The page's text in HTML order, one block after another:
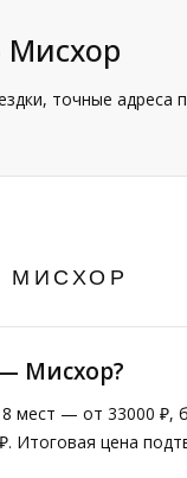
Мисхор
точные адреса
МИСХОР
Мисхор?
мест — от 33000
Итоговая цена